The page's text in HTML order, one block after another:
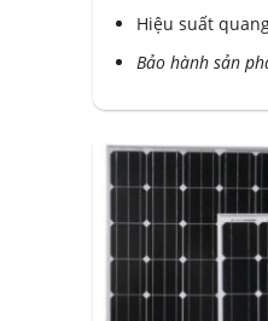
Hiệu suất
Bảo hành sản